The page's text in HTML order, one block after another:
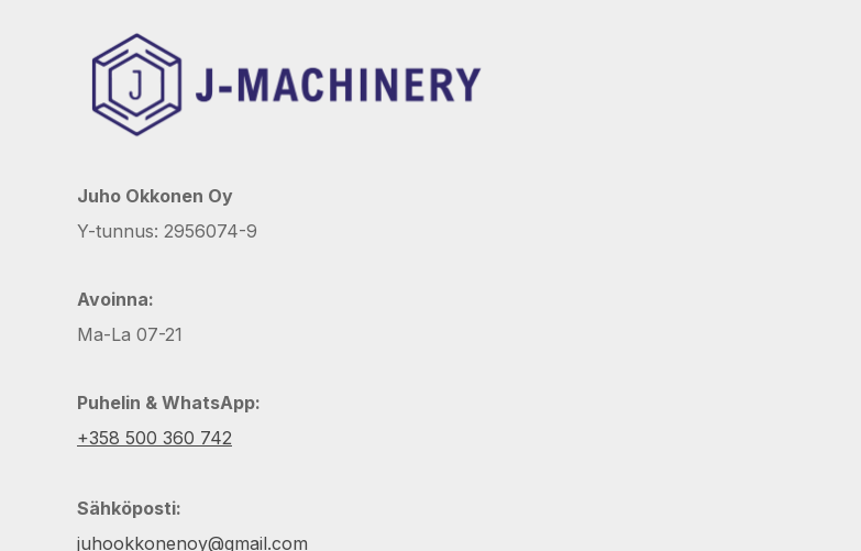
Juho Okkonen Oy
Y-tunnus: 2956074-9
Avoinna:
Ma-La 07-21
Puhelin & WhatsApp:
+358 500 360 742
Sähköposti:
juhookkonenoy@gmail.com